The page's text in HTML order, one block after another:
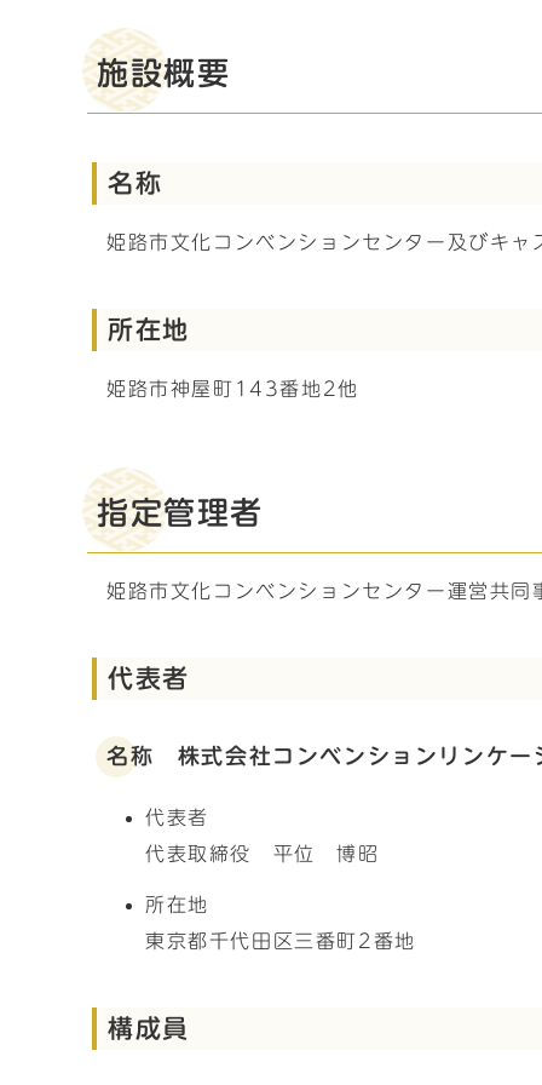
施設概要
名称
姫路市文化コンベンションセンター及びキャ
所在地
姫路市神屋町143番地2他
指定管理者
姫路市文化コンベンションセンター運営共同
代表者
名称 株式会社コンベンションリンケー
代表者
代表取締役 平位 博昭
所在地
東京都千代田区三番町2番地
構成員